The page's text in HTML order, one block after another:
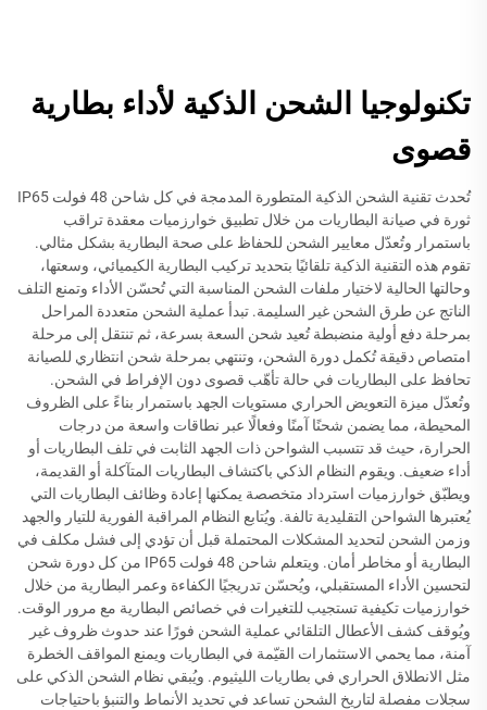
تكنولوجيا الشحن الذكية لأداء بطارية
قصوى
تُحدث تقنية الشحن الذكية المتطورة المدمجة في كل شاحن 48 فولت IP65
ثورة في صيانة البطاريات من خلال تطبيق خوارزميات معقدة تراقب
باستمرار وتُعدّل معايير الشحن للحفاظ على صحة البطارية بشكل مثالي.
تقوم هذه التقنية الذكية تلقائيًا بتحديد تركيب البطارية الكيميائي، وسعتها،
وحالتها الحالية لاختيار ملفات الشحن المناسبة التي تُحسّن الأداء وتمنع التلف
الناتج عن طرق الشحن غير السليمة. تبدأ عملية الشحن متعددة المراحل
بمرحلة دفع أولية منضبطة تُعيد شحن السعة بسرعة، ثم تنتقل إلى مرحلة
امتصاص دقيقة تُكمل دورة الشحن، وتنتهي بمرحلة شحن انتظاري للصيانة
تحافظ على البطاريات في حالة تأهّب قصوى دون الإفراط في الشحن.
وتُعدّل ميزة التعويض الحراري مستويات الجهد باستمرار بناءً على الظروف
المحيطة، مما يضمن شحنًا آمنًا وفعالًا عبر نطاقات واسعة من درجات
الحرارة، حيث قد تتسبب الشواحن ذات الجهد الثابت في تلف البطاريات أو
أداء ضعيف. ويقوم النظام الذكي باكتشاف البطاريات المتآكلة أو القديمة،
ويطبّق خوارزميات استرداد متخصصة يمكنها إعادة وظائف البطاريات التي
يُعتبرها الشواحن التقليدية تالفة. ويُتابع النظام المراقبة الفورية للتيار والجهد
وزمن الشحن لتحديد المشكلات المحتملة قبل أن تؤدي إلى فشل مكلف في
البطارية أو مخاطر أمان. ويتعلم شاحن 48 فولت IP65 من كل دورة شحن
لتحسين الأداء المستقبلي، ويُحسّن تدريجيًا الكفاءة وعمر البطارية من خلال
خوارزميات تكيفية تستجيب للتغيرات في خصائص البطارية مع مرور الوقت.
ويُوقف كشف الأعطال التلقائي عملية الشحن فورًا عند حدوث ظروف غير
آمنة، مما يحمي الاستثمارات القيّمة في البطاريات ويمنع المواقف الخطرة
مثل الانطلاق الحراري في بطاريات الليثيوم. ويُبقي نظام الشحن الذكي على
سجلات مفصلة لتاريخ الشحن تساعد في تحديد الأنماط والتنبؤ باحتياجات